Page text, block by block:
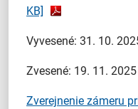
KB]
Vyvesené: 31. 10.
Zvesené: 19. 11. 2025
Zverejnenie zámeru